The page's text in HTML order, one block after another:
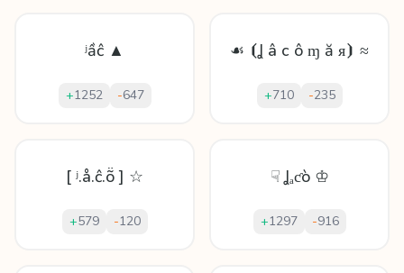
ʲầĉ ▲
+1252 -647
☙ ⦗Ʝ â c ô ɱ ă ᴙ⦘ ≈
+710 -235
[ ʲ.å.ĉ.ṏ ] ☆
+579 -120
☟ Ʝₐƈò ♔
+1297 -916